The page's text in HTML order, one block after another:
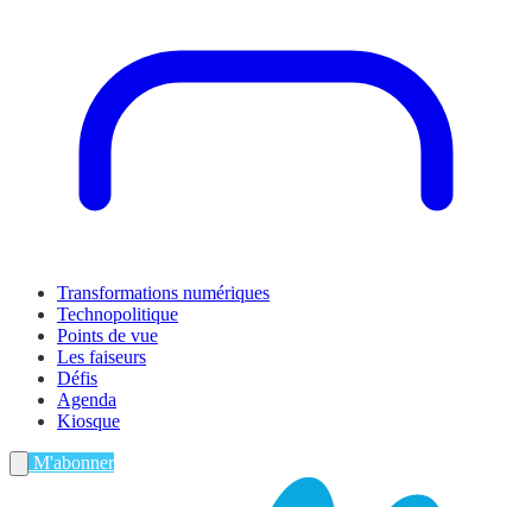
Transformations numériques
Technopolitique
Points de vue
Les faiseurs
Défis
Agenda
Kiosque
M'abonner